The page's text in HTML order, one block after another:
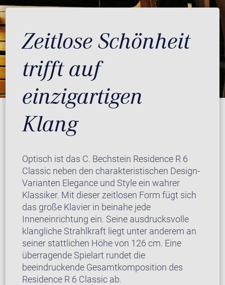
Zeitlose Schönheit
trifft auf
einzigartigen
Klang
Optisch ist das C. Bechstein Residence R 6
Classic neben den charakteristischen Design-
Varianten Elegance und Style ein wahrer
Klassiker. Mit dieser zeitlosen Form fügt sich
das große Klavier in beinahe jede
Inneneinrichtung ein. Seine ausdrucksvolle
klangliche Strahlkraft liegt unter anderem an
seiner stattlichen Höhe von 126 cm. Eine
überragende Spielart rundet die
beeindruckende Gesamtkomposition des
Residence R 6 Classic ab.